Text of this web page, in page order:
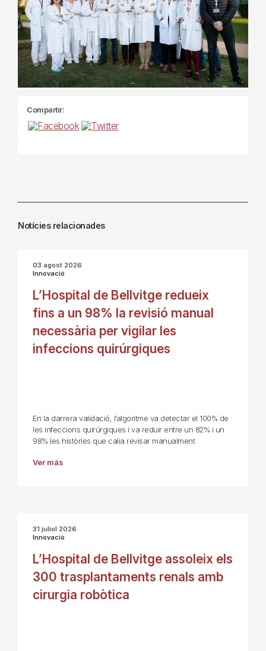
Compartir:
Notícies relacionades
03 agost 2026
Innovació
L’Hospital de Bellvitge redueix
fins a un 98% la revisió manual
necessària per vigilar les
infeccions quirúrgiques
En la darrera validació, l’algoritme va detectar el 100% de
les infeccions quirúrgiques i va reduir entre un 82% i un
98% les històries que calia revisar manualment
Ver más
31 juliol 2026
Innovació
L’Hospital de Bellvitge assoleix els
300 trasplantaments renals amb
cirurgia robòtica